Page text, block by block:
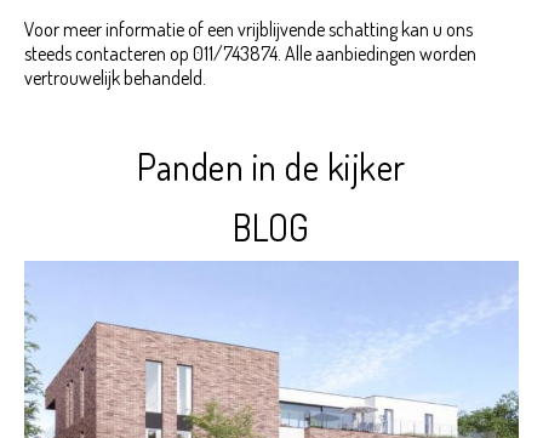
Voor meer informatie of een vrijblijvende schatting kan u ons
steeds contacteren op 011/743874. Alle aanbiedingen worden
vertrouwelijk behandeld.
Panden in de kijker
BLOG